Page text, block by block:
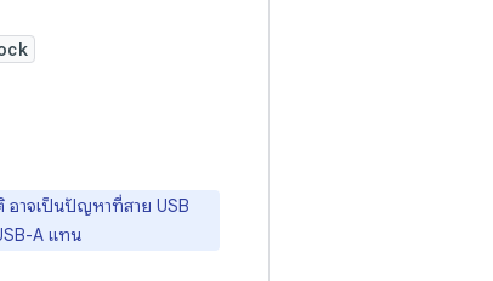
าจเป็นปัญหาที่สาย USB
A แทน